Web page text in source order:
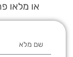
או מלאו